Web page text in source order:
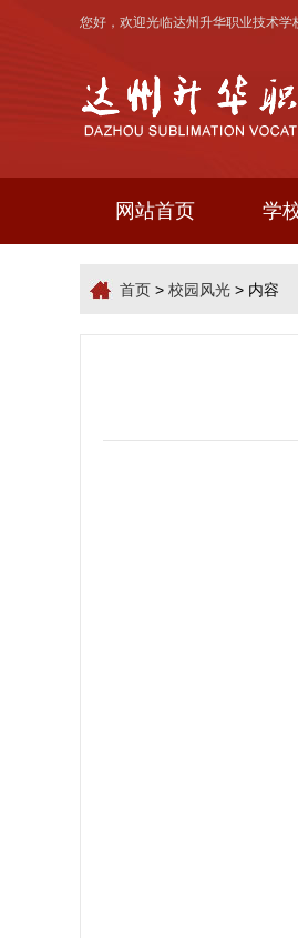
您好，欢迎光临达州升华职业技术学
网站首页 学
首页 > 校园风光 > 内容